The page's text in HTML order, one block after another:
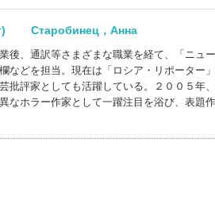
ナ) Старобинец，Анна
後、通訳等さまざまな職業を経て、「ニュ
などを担当。現在は「ロシア・リポーター
批評家としても活躍している。２００５年
なホラー作家として一躍注目を浴び、表題